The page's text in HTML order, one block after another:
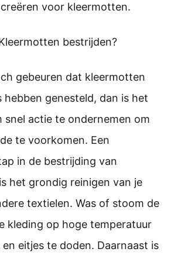
voor kleermotten.
bestrijden?
gebeuren dat kleermotten
hebben genesteld, dan is het
snel actie te ondernemen om
te voorkomen. Een
in de bestrijding van
het grondig reinigen van je
textielen. Was of stoom de
kleding op hoge temperatuur
eitjes te doden. Daarnaast is